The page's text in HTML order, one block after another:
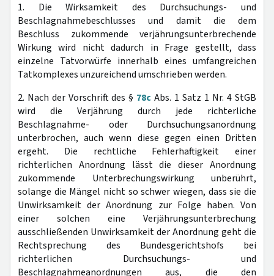
1. Die Wirksamkeit des Durchsuchungs- und
Beschlagnahmebeschlusses und damit die dem
Beschluss zukommende verjährungsunterbrechende
Wirkung wird nicht dadurch in Frage gestellt, dass
einzelne Tatvorwürfe innerhalb eines umfangreichen
Tatkomplexes unzureichend umschrieben werden.
2. Nach der Vorschrift des § 78c Abs. 1 Satz 1 Nr. 4 StGB
wird die Verjährung durch jede richterliche
Beschlagnahme- oder Durchsuchungsanordnung
unterbrochen, auch wenn diese gegen einen Dritten
ergeht. Die rechtliche Fehlerhaftigkeit einer
richterlichen Anordnung lässt die dieser Anordnung
zukommende Unterbrechungswirkung unberührt,
solange die Mängel nicht so schwer wiegen, dass sie die
Unwirksamkeit der Anordnung zur Folge haben. Von
einer solchen eine Verjährungsunterbrechung
ausschließenden Unwirksamkeit der Anordnung geht die
Rechtsprechung des Bundesgerichtshofs bei
richterlichen Durchsuchungs- und
Beschlagnahmeanordnungen aus, die den